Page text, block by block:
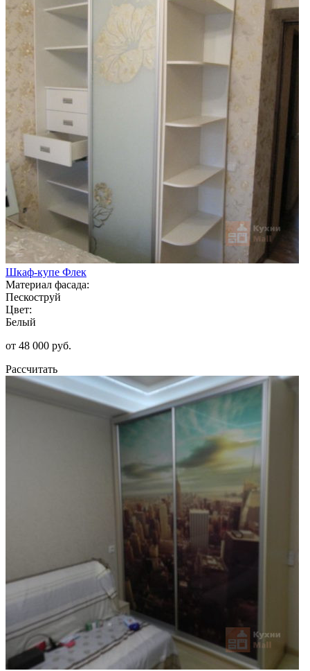
Шкаф-купе Флек
Материал фасада:
Пескоструй
Цвет:
Белый
от 48 000 руб.
Рассчитать